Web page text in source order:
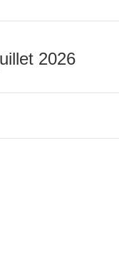
2026